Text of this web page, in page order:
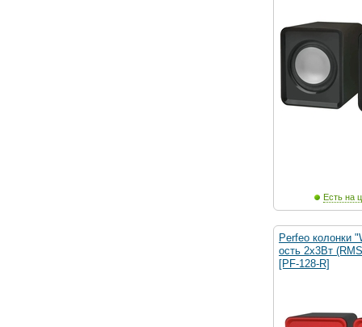
Есть на
Perfeo колонки
ость 2х3Вт
[PF-128-R]